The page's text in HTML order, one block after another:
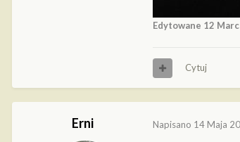
Edytowane 12
Cytuj
Erni Napisano 14 Maja